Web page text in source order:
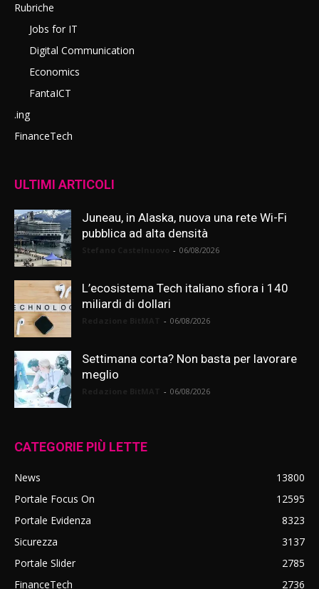
Rubriche
Jobs for IT
Digital Communication
Economics
FantaICT
.ing
FinanceTech
ULTIMI ARTICOLI
Juneau, in Alaska, nuova una rete Wi-Fi
pubblica ad alta densità
- 06/08/2026
L’ecosistema Tech italiano sfiora i 140
miliardi di dollari
- 06/08/2026
Settimana corta? Non basta per lavorare
meglio
- 06/08/2026
CATEGORIE PIÙ LETTE
News
13800
Portale Focus On
12595
Portale Evidenza
8323
Sicurezza
3137
Portale Slider
2785
FinanceTech
2736